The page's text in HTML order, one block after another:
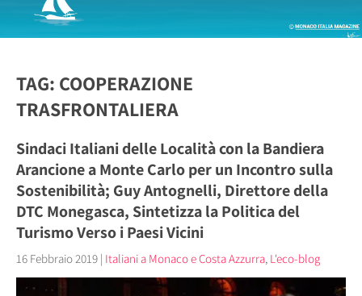
TAG: COOPERAZIONE
TRASFRONTALIERA
Sindaci Italiani delle Località con la Bandiera
Arancione a Monte Carlo per un Incontro sulla
Sostenibilità; Guy Antognelli, Direttore della
DTC Monegasca, Sintetizza la Politica del
Turismo Verso i Paesi Vicini
16 Febbraio 2019 | Italiani a Monaco e Costa Azzurra, L'eco-blog